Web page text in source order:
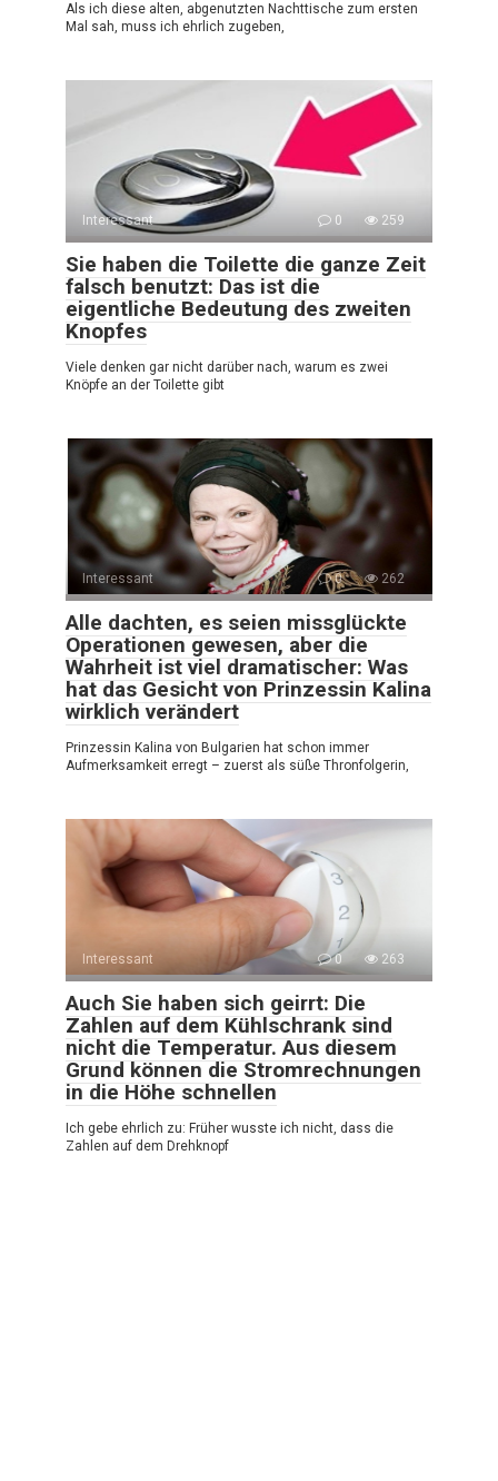
Als ich diese alten, abgenutzten Nachttische zum ersten
Mal sah, muss ich ehrlich zugeben,
Interessant 0 259
Sie haben die Toilette die ganze Zeit
falsch benutzt: Das ist die
eigentliche Bedeutung des zweiten
Knopfes
Viele denken gar nicht darüber nach, warum es zwei
Knöpfe an der Toilette gibt
Interessant 0 262
Alle dachten, es seien missglückte
Operationen gewesen, aber die
Wahrheit ist viel dramatischer: Was
hat das Gesicht von Prinzessin Kalina
wirklich verändert
Prinzessin Kalina von Bulgarien hat schon immer
Aufmerksamkeit erregt – zuerst als süße Thronfolgerin,
Interessant 0 263
Auch Sie haben sich geirrt: Die
Zahlen auf dem Kühlschrank sind
nicht die Temperatur. Aus diesem
Grund können die Stromrechnungen
in die Höhe schnellen
Ich gebe ehrlich zu: Früher wusste ich nicht, dass die
Zahlen auf dem Drehknopf